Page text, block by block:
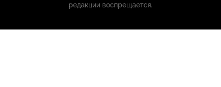
редакции воспрещается.